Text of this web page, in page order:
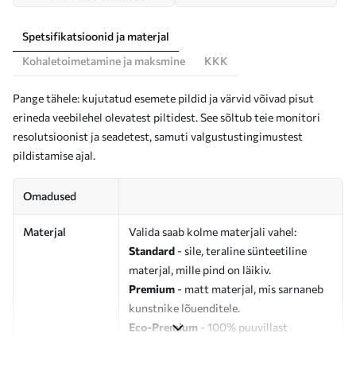
Spetsifikatsioonid ja materjal
Kohaletoimetamine ja maksmine
KKK
Pange tähele: kujutatud esemete pildid ja värvid võivad pisut
erineda veebilehel olevatest piltidest. See sõltub teie monitori
resolutsioonist ja seadetest, samuti valgustustingimustest
pildistamise ajal.
Omadused
Materjal
Valida saab kolme materjali vahel:
Standard - sile, teraline sünteetiline
materjal, mille pind on läikiv.
Premium - matt materjal, mis sarnaneb
kunstnike lõuenditele.
Eco-Premium - 100% puuvillast